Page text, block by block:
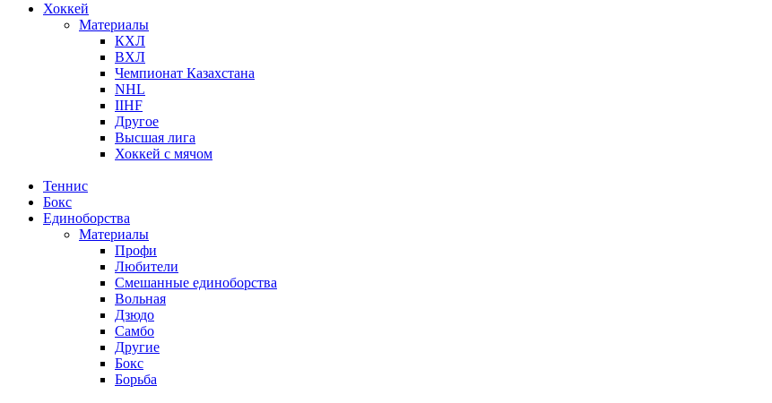
Хоккей
Материалы
КХЛ
ВХЛ
Чемпионат Казахстана
NHL
IIHF
Другое
Высшая лига
Хоккей с мячом
Теннис
Бокс
Единоборства
Материалы
Профи
Любители
Смешанные единоборства
Вольная
Дзюдо
Самбо
Другие
Бокс
Борьба